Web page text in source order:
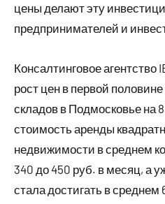
цены делают эту
предпринимателей и
Консалтинговое агентство
рост цен в первой
складов в Подмосковье на
стоимость аренды
недвижимости в среднем
340 до 450 руб. в месяц, а
стала достигать в